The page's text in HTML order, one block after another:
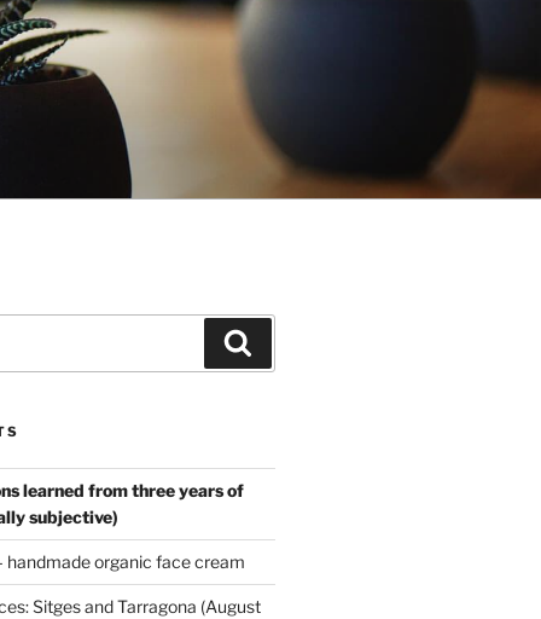
learned from three years of
subjective)
handmade organic face cream
Sitges and Tarragona (August